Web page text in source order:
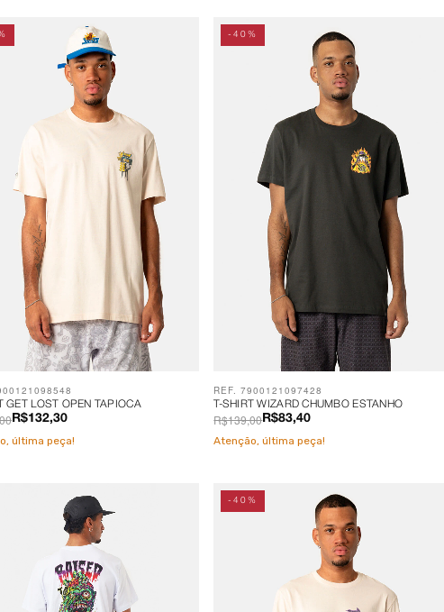
GET LOST OPEN TAPIOCA
R$132,30
última peça!
T-SHIRT WIZARD CHUMBO ESTANHO
R$83,40
R$139,00
REF. 7900121097428
-40%
Atenção, última peça!
-40%